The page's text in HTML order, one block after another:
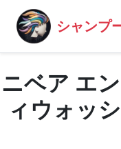
シャンプ
ニベア エ
ィウォッ